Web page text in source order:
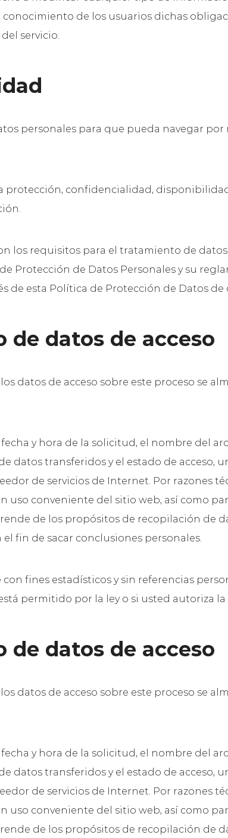
de los usuarios dichas
servicio.
personales para que pueda navegar
protección, confidencialidad,
los requisitos para el tratamiento de datos
Protección de Datos Personales y su
de esta Política de Protección de Datos
de datos de acceso
datos de acceso sobre este proceso se
y hora de la solicitud, el nombre del
datos transferidos y el estado de acceso,
de servicios de Internet. Por razones
conveniente del sitio web, así como
de los propósitos de recopilación de
fin de sacar conclusiones personales.
fines estadísticos y sin referencias
permitido por la ley o si usted autoriza
de datos de acceso
datos de acceso sobre este proceso se
y hora de la solicitud, el nombre del
datos transferidos y el estado de acceso,
de servicios de Internet. Por razones
conveniente del sitio web, así como
de los propósitos de recopilación de